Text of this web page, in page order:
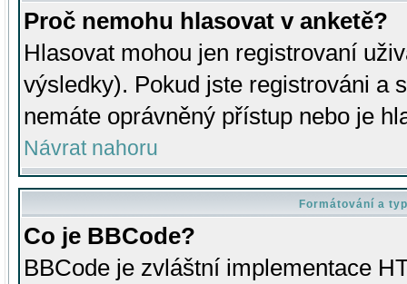
Proč nemohu hlasovat v anketě?
Hlasovat mohou jen registrovaní
výsledky). Pokud jste registrováni a
nemáte oprávněný přístup nebo je
Návrat nahoru
Formátování a
Co je BBCode?
BBCode je zvláštní implementace